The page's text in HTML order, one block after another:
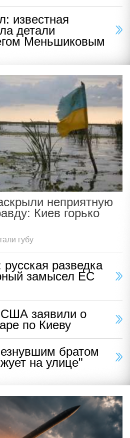
известная
детали
Меньшиковым
неприятную
Киев горько
губу
разведка
замысел ЕС
заявили о
по Киеву
братом
на улице"